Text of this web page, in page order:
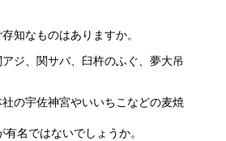
知なものはありますか。
ジ、関サバ、臼杵のふぐ、夢大吊
の宇佐神宮やいいちこなどの麦焼
名ではないでしょうか。